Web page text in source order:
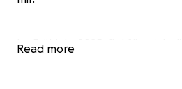
Im Frühjahr 2025, fiel für mich
Read more